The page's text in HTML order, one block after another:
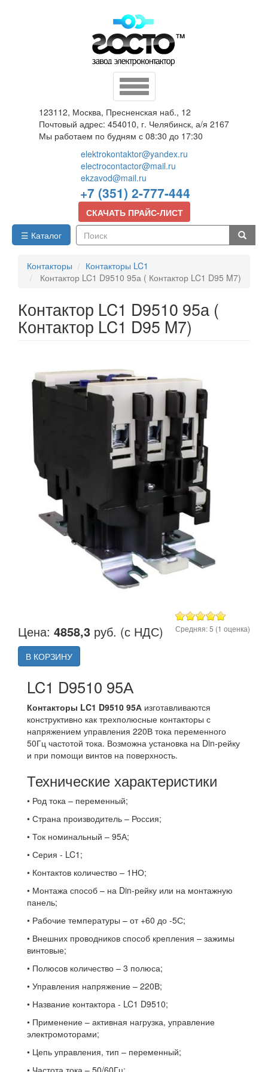
Toggle
navigation
123112, Москва, Пресненская наб., 12
Почтовый адрес: 454010, г. Челябинск, а/я 2167
Мы работаем по будням с 08:30 до 17:30
elektrokontaktor@yandex.ru
electrocontactor@mail.ru
ekzavod@mail.ru
+7 (351) 2-777-444
СКАЧАТЬ ПРАЙС-ЛИСТ
☰ Каталог
Контакторы
Контакторы LC1
Контактор LC1 D9510 95а ( Контактор LC1 D95 M7)
Контактор LC1 D9510 95а (
Контактор LC1 D95 M7)
Цена: 4858,3 руб. (с НДС)
В КОРЗИНУ
Средняя:5 (1 оценка)
LC1 D9510 95А
Контакторы LC1 D9510 95А изготавливаются
конструктивно как трехполюсные контакторы с
напряжением управления 220В тока переменного
50Гц частотой тока. Возможна установка на Din-рейку
и при помощи винтов на поверхность.
Технические характеристики
• Род тока – переменный;
• Страна производитель – Россия;
• Ток номинальный – 95А;
• Серия - LC1;
• Контактов количество – 1НО;
• Монтажа способ – на Din-рейку или на монтажную
панель;
• Рабочие температуры – от +60 до -5С;
• Внешних проводников способ крепления – зажимы
винтовые;
• Полюсов количество – 3 полюса;
• Управления напряжение – 220В;
• Название контактора - LC1 D9510;
• Применение – активная нагрузка, управление
электромоторами;
• Цепь управления, тип – переменный;